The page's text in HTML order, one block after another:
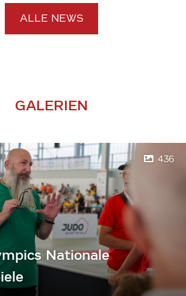
ALLE NEWS
GALERIEN
436
Nationale